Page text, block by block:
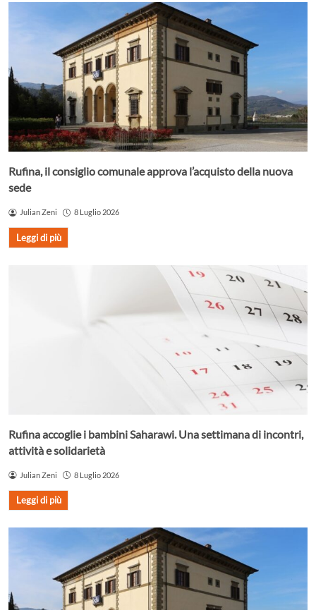
Rufina, il consiglio comunale approva l’acquisto della nuova
sede
Julian Zeni 8 Luglio 2026
Leggi di più
Rufina accoglie i bambini Saharawi. Una settimana di incontri,
attività e solidarietà
Julian Zeni 8 Luglio 2026
Leggi di più